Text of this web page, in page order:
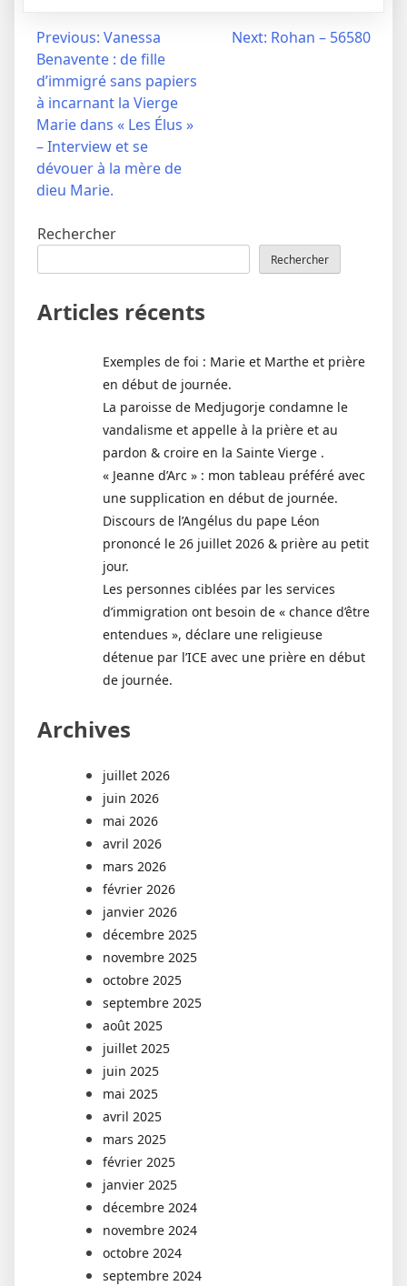
Navigation
l’article
Previous: Vanessa
Benavente : de fille
d’immigré sans papiers
à incarnant la Vierge
Marie dans « Les Élus »
– Interview et se
dévouer à la mère de
dieu Marie.
Next: Rohan – 56580
Rechercher
Rechercher
Articles récents
Exemples de foi : Marie et Marthe et prière
en début de journée.
La paroisse de Medjugorje condamne le
vandalisme et appelle à la prière et au
pardon & croire en la Sainte Vierge .
« Jeanne d’Arc » : mon tableau préféré avec
une supplication en début de journée.
Discours de l’Angélus du pape Léon
prononcé le 26 juillet 2026 & prière au petit
jour.
Les personnes ciblées par les services
d’immigration ont besoin de « chance d’être
entendues », déclare une religieuse
détenue par l’ICE avec une prière en début
de journée.
Archives
juillet 2026
juin 2026
mai 2026
avril 2026
mars 2026
février 2026
janvier 2026
décembre 2025
novembre 2025
octobre 2025
septembre 2025
août 2025
juillet 2025
juin 2025
mai 2025
avril 2025
mars 2025
février 2025
janvier 2025
décembre 2024
novembre 2024
octobre 2024
septembre 2024